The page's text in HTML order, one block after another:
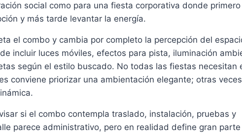
social como para una fiesta corporativa donde
y más tarde levantar la energía.
el combo y cambia por completo la percepción del
incluir luces móviles, efectos para pista, iluminación
según el estilo buscado. No todas las fiestas necesitan
conviene priorizar una ambientación elegante; otras
si el combo contempla traslado, instalación, pruebas y
parece administrativo, pero en realidad define gran